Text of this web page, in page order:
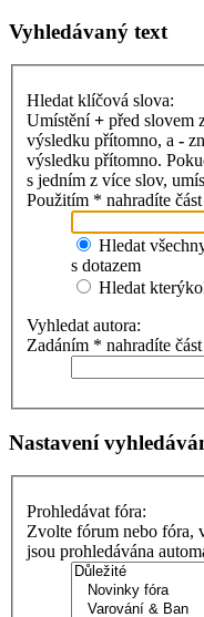
Vyhledávaný text
Hledat klíčová slova:
Umístění+ před slovem
výsledku přítomno, a -
výsledku přítomno.
s jedním z více slov,
Použitím * nahradíte
Hledat
s dotazem
Hledat
Vyhledat autora:
Zadáním * nahradíte
Nastavení
Prohledávat fóra:
Zvolte fórum nebo fóra,
jsou prohledávána